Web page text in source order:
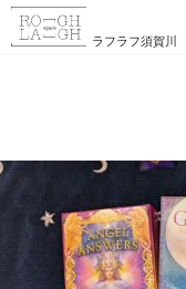
ラフラフ須賀川